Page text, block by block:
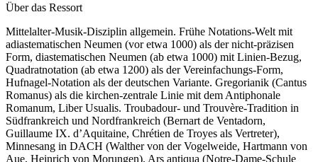
Über das Ressort
Mittelalter-Musik-Disziplin allgemein. Frühe Notations-Welt mit
adiastematischen Neumen (vor etwa 1000) als der nicht-präzisen
Form, diastematischen Neumen (ab etwa 1000) mit Linien-Bezug,
Quadratnotation (ab etwa 1200) als der Vereinfachungs-Form,
Hufnagel-Notation als der deutschen Variante. Gregorianik (Cantus
Romanus) als die kirchen-zentrale Linie mit dem Antiphonale
Romanum, Liber Usualis. Troubadour- und Trouvère-Tradition in
Südfrankreich und Nordfrankreich (Bernart de Ventadorn,
Guillaume IX. d’Aquitaine, Chrétien de Troyes als Vertreter),
Minnesang in DACH (Walther von der Vogelweide, Hartmann von
Aue, Heinrich von Morungen). Ars antiqua (Notre-Dame-Schule